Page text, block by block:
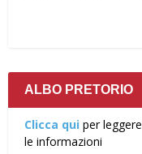
ALBO PRETORIO
Clicca qui per leggere
le informazioni